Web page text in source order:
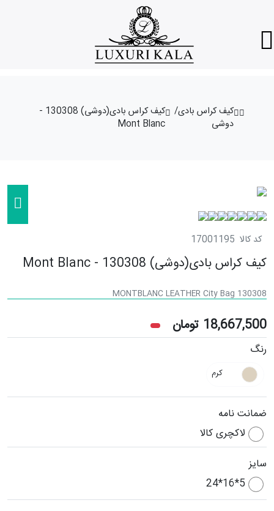
کیف کراس بادی/
دوشی
کیف کراس بادی(دوشی) 130308 -
Mont Blanc
کد کالا 17001195
کیف کراس بادی(دوشی) 130308 - Mont Blanc
MONTBLANC LEATHER City Bag 130308
18,667,500 تومان
رنگ
کرم
ضمانت نامه
لاکچری کالا
سایز
5*16*24